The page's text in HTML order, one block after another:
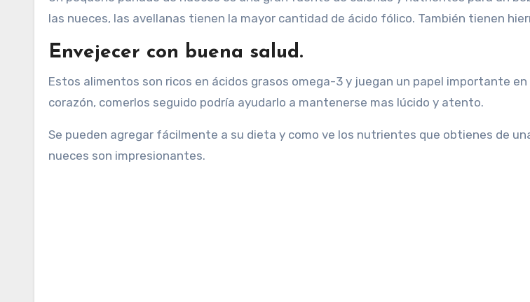
las nueces, las avellanas tienen la mayor cantidad de ácido fólico. También tienen
Envejecer con buena salud.
Estos alimentos son ricos en ácidos grasos omega-3 y juegan un papel importante en
corazón, comerlos seguido podría ayudarlo a mantenerse mas lúcido y atento.
Se pueden agregar fácilmente a su dieta y como ve los nutrientes que obtienes de
nueces son impresionantes.